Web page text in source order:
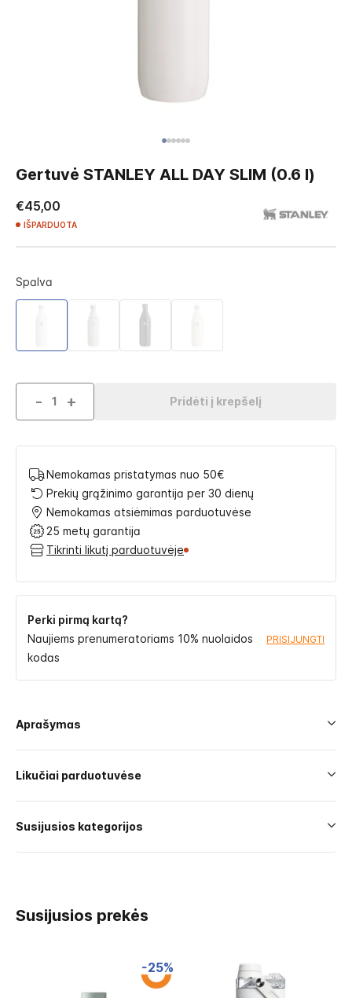
to
beginning
of
images
Gertuvė STANLEY ALL DAY SLIM (0.6 l)
€45,00
IŠPARDUOTA
Spalva
- + Pridėti į krepšelį
Nemokamas pristatymas nuo 50€
Prekių grąžinimo garantija per 30 dienų
Nemokamas atsiėmimas parduotuvėse
25 metų garantija
Tikrinti likutį parduotuvėje
Perki pirmą kartą?
Naujiems prenumeratoriams 10% nuolaidos
kodas
PRISIJUNGTI
Aprašymas
Likučiai parduotuvėse
Susijusios kategorijos
Susijusios prekės
-25%